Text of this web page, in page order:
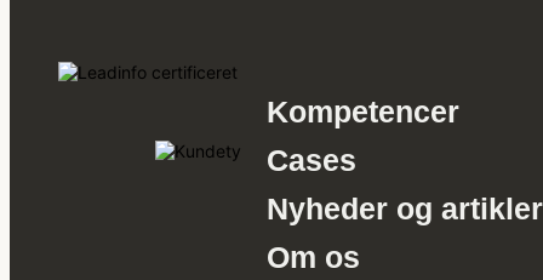
Kompetencer
Cases
Nyheder og artikler
Om os